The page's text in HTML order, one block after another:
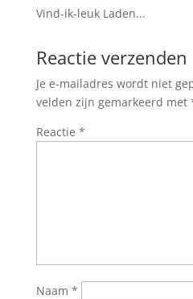
Vind-ik-leuk Laden...
Reactie verzenden
Je e-mailadres wordt niet
velden zijn gemarkeerd met
Reactie *
Naam *